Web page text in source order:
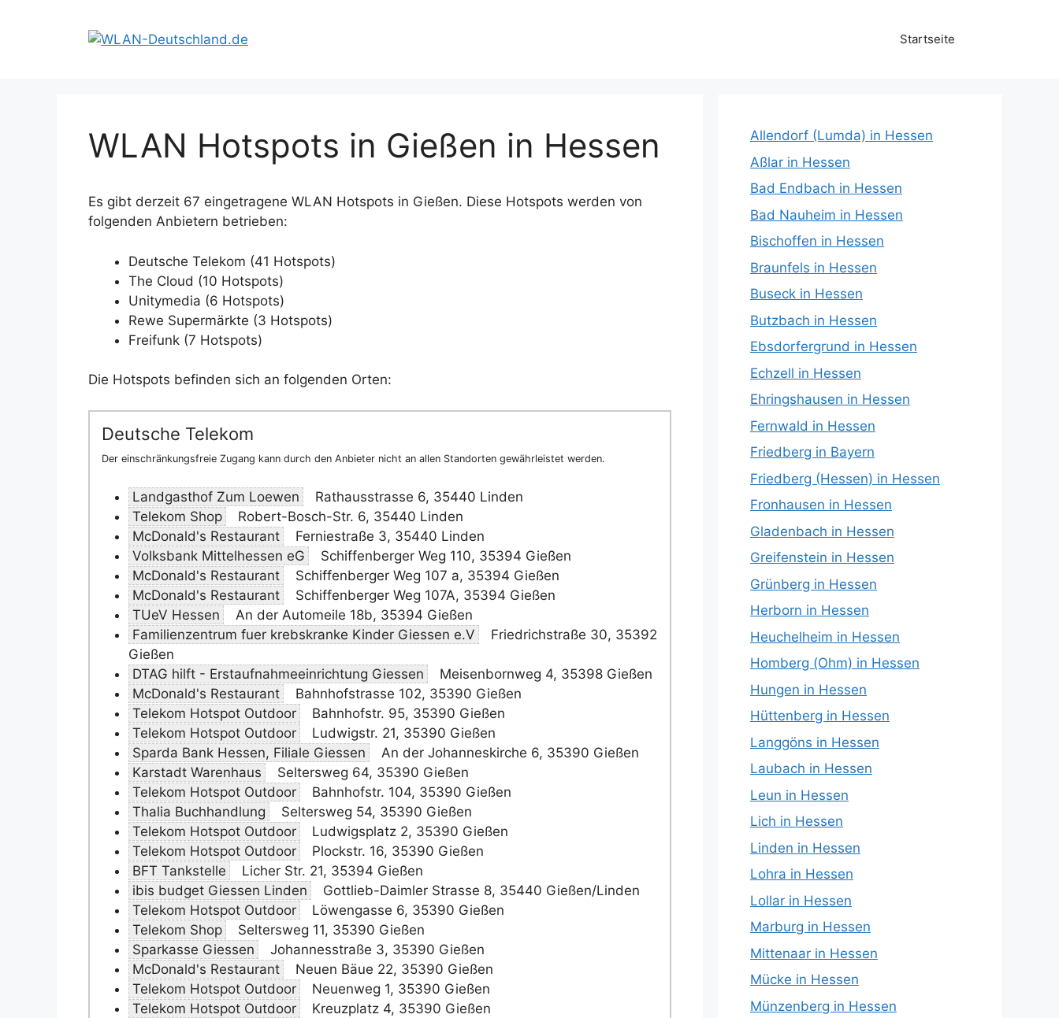
Startseite
WLAN Hotspots in Gießen in Hessen
Es gibt derzeit 67 eingetragene WLAN Hotspots in Gießen. Diese Hotspots werden von
folgenden Anbietern betrieben:
Deutsche Telekom (41 Hotspots)
The Cloud (10 Hotspots)
Unitymedia (6 Hotspots)
Rewe Supermärkte (3 Hotspots)
Freifunk (7 Hotspots)
Die Hotspots befinden sich an folgenden Orten:
Deutsche Telekom
Der einschränkungsfreie Zugang kann durch den Anbieter nicht an allen Standorten gewährleistet werden.
Landgasthof Zum Loewen
Rathausstrasse 6, 35440 Linden
Telekom Shop
Robert-Bosch-Str. 6, 35440 Linden
McDonald's Restaurant
Ferniestraße 3, 35440 Linden
Volksbank Mittelhessen eG
Schiffenberger Weg 110, 35394 Gießen
McDonald's Restaurant
Schiffenberger Weg 107 a, 35394 Gießen
McDonald's Restaurant
Schiffenberger Weg 107A, 35394 Gießen
TUeV Hessen
An der Automeile 18b, 35394 Gießen
Familienzentrum fuer krebskranke Kinder Giessen e.V
Friedrichstraße 30, 35392
Gießen
DTAG hilft - Erstaufnahmeeinrichtung Giessen
Meisenbornweg 4, 35398 Gießen
McDonald's Restaurant
Bahnhofstrasse 102, 35390 Gießen
Telekom Hotspot Outdoor
Bahnhofstr. 95, 35390 Gießen
Telekom Hotspot Outdoor
Ludwigstr. 21, 35390 Gießen
Sparda Bank Hessen, Filiale Giessen
An der Johanneskirche 6, 35390 Gießen
Karstadt Warenhaus
Seltersweg 64, 35390 Gießen
Telekom Hotspot Outdoor
Bahnhofstr. 104, 35390 Gießen
Thalia Buchhandlung
Seltersweg 54, 35390 Gießen
Telekom Hotspot Outdoor
Ludwigsplatz 2, 35390 Gießen
Telekom Hotspot Outdoor
Plockstr. 16, 35390 Gießen
BFT Tankstelle
Licher Str. 21, 35394 Gießen
ibis budget Giessen Linden
Gottlieb-Daimler Strasse 8, 35440 Gießen/Linden
Telekom Hotspot Outdoor
Löwengasse 6, 35390 Gießen
Telekom Shop
Seltersweg 11, 35390 Gießen
Sparkasse Giessen
Johannesstraße 3, 35390 Gießen
McDonald's Restaurant
Neuen Bäue 22, 35390 Gießen
Telekom Hotspot Outdoor
Neuenweg 1, 35390 Gießen
Telekom Hotspot Outdoor
Kreuzplatz 4, 35390 Gießen
Allendorf (Lumda) in Hessen
Aßlar in Hessen
Bad Endbach in Hessen
Bad Nauheim in Hessen
Bischoffen in Hessen
Braunfels in Hessen
Buseck in Hessen
Butzbach in Hessen
Ebsdorfergrund in Hessen
Echzell in Hessen
Ehringshausen in Hessen
Fernwald in Hessen
Friedberg in Bayern
Friedberg (Hessen) in Hessen
Fronhausen in Hessen
Gladenbach in Hessen
Greifenstein in Hessen
Grünberg in Hessen
Herborn in Hessen
Heuchelheim in Hessen
Homberg (Ohm) in Hessen
Hungen in Hessen
Hüttenberg in Hessen
Langgöns in Hessen
Laubach in Hessen
Leun in Hessen
Lich in Hessen
Linden in Hessen
Lohra in Hessen
Lollar in Hessen
Marburg in Hessen
Mittenaar in Hessen
Mücke in Hessen
Münzenberg in Hessen